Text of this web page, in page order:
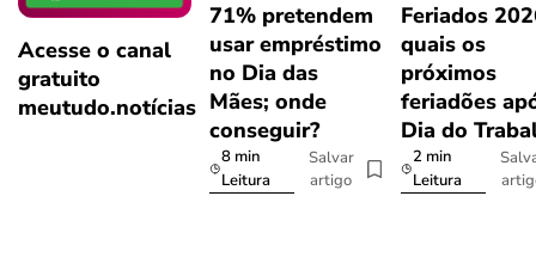
Acesse o canal
gratuito
meutudo.notícias
71% pretendem
usar empréstimo
no Dia das
Mães; onde
conseguir?
8 min
Leitura
Salvar
artigo
Feriados
quais os
próximos
feriadões
Dia do
2 min
Leitura